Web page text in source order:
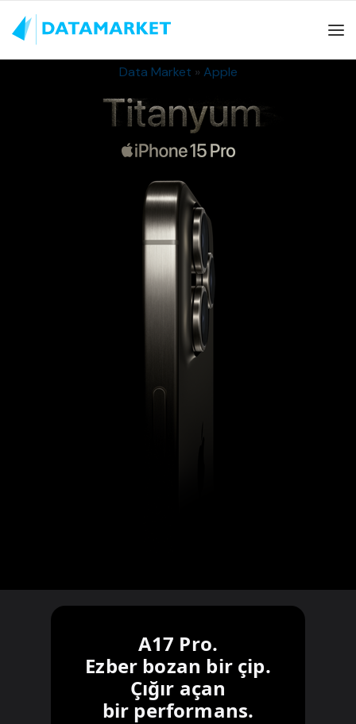
Data Market » Apple
A17 Pro.
Ezber bozan bir çip.
Çığır açan
bir performans.